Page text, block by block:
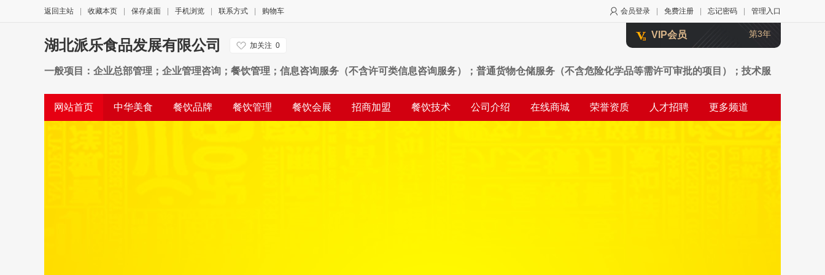
会员登录 免费注册 忘记密码 管理入口
返回主站 收藏本页 保存桌面 手机浏览 联系方式 购物车
VIP会员 第3年
湖北派乐食品发展有限公司 加关注 0
一般项目：企业总部管理；企业管理咨询；餐饮管理；信息咨询服务（不含许可类信息咨询服务）；普通货物仓储服务（不含危险化学品等需许可审批的项目）；技术服
购；咨询策划服务；住房租赁；非居住房地产租赁；物业管理；酒店管理；外卖递送服务；品牌管理；市场营销策划；商业综合体管理服务
网站首页 中华美食 餐饮品牌 餐饮管理 餐饮会展 招商加盟 餐饮技术 公司介绍 在线商城 荣誉资质 人才招聘 更多频道